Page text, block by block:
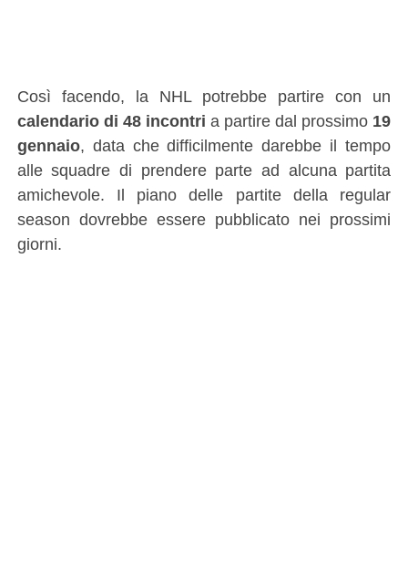
Così facendo, la NHL potrebbe partire con un
calendario di 48 incontri a partire dal prossimo 19
gennaio, data che difficilmente darebbe il tempo
alle squadre di prendere parte ad alcuna partita
amichevole. Il piano delle partite della regular
season dovrebbe essere pubblicato nei prossimi
giorni.